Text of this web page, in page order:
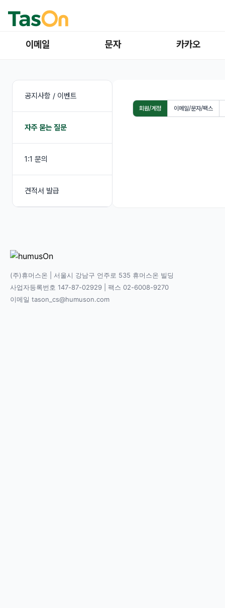
이메일 문자 카카오
공지사항 / 이벤트
자주 묻는 질문
1:1 문의
견적서 발급
회원/계정 이메일/문자/팩스
(주)휴머스온 | 서울시 강남구 언주로 535 휴머스온 빌딩
사업자등록번호 147-87-02929 | 팩스 02-6008-9270
이메일 tason_cs@humuson.com